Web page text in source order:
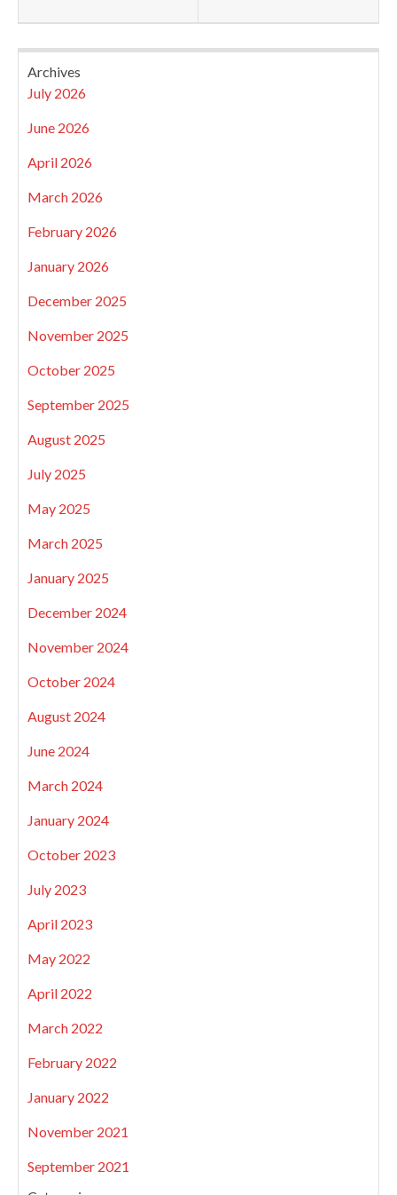
Archives
July 2026
June 2026
April 2026
March 2026
February 2026
January 2026
December 2025
November 2025
October 2025
September 2025
August 2025
July 2025
May 2025
March 2025
January 2025
December 2024
November 2024
October 2024
August 2024
June 2024
March 2024
January 2024
October 2023
July 2023
April 2023
May 2022
April 2022
March 2022
February 2022
January 2022
November 2021
September 2021